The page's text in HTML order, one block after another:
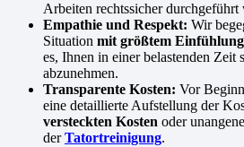
Arbeiten rechtssicher durchgeführt
Empathie und Respekt: Wir
Situation mit größtem
es, Ihnen in einer belastenden
abzunehmen.
Transparente Kosten: Vor
eine detaillierte Aufstellung der
versteckten Kosten oder
derTatortreinigung.